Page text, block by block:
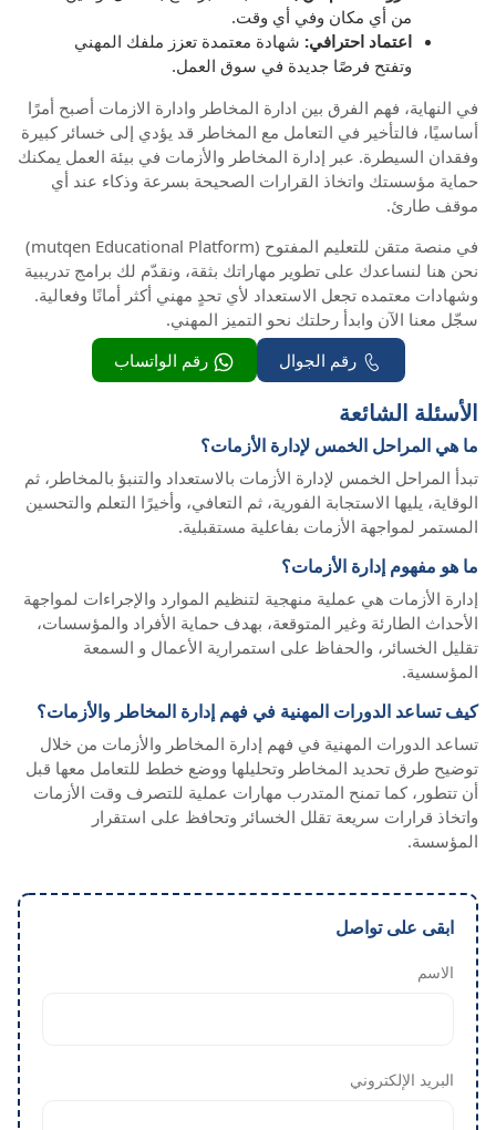
من أي مكان وفي أي وقت.
اعتماد احترافي: شهادة معتمدة تعزز ملفك المهني
وتفتح فرصًا جديدة في سوق العمل.
في النهاية، فهم الفرق بين ادارة المخاطر وادارة الازمات أصبح أمرًا
أساسيًا، فالتأخير في التعامل مع المخاطر قد يؤدي إلى خسائر كبيرة
وفقدان السيطرة. عبر إدارة المخاطر والأزمات في بيئة العمل يمكنك
حماية مؤسستك واتخاذ القرارات الصحيحة بسرعة وذكاء عند أي
موقف طارئ.
في منصة متقن للتعليم المفتوح (mutqen Educational Platform)
نحن هنا لنساعدك على تطوير مهاراتك بثقة، ونقدّم لك برامج تدريبية
وشهادات معتمده تجعل الاستعداد لأي تحدٍ مهني أكثر أمانًا وفعالية.
سجّل معنا الآن وابدأ رحلتك نحو التميز المهني.
رقم الجوال
رقم الواتساب
الأسئلة الشائعة
ما هي المراحل الخمس لإدارة الأزمات؟
تبدأ المراحل الخمس لإدارة الأزمات بالاستعداد والتنبؤ بالمخاطر، ثم
الوقاية، يليها الاستجابة الفورية، ثم التعافي، وأخيرًا التعلم والتحسين
المستمر لمواجهة الأزمات بفاعلية مستقبلية.
ما هو مفهوم إدارة الأزمات؟
إدارة الأزمات هي عملية منهجية لتنظيم الموارد والإجراءات لمواجهة
الأحداث الطارئة وغير المتوقعة، بهدف حماية الأفراد والمؤسسات،
تقليل الخسائر، والحفاظ على استمرارية الأعمال و السمعة
المؤسسية.
كيف تساعد الدورات المهنية في فهم إدارة المخاطر والأزمات؟
تساعد الدورات المهنية في فهم إدارة المخاطر والأزمات من خلال
توضيح طرق تحديد المخاطر وتحليلها ووضع خطط للتعامل معها قبل
أن تتطور، كما تمنح المتدرب مهارات عملية للتصرف وقت الأزمات
واتخاذ قرارات سريعة تقلل الخسائر وتحافظ على استقرار
المؤسسة.
ابقى على تواصل
الاسم
البريد الإلكتروني